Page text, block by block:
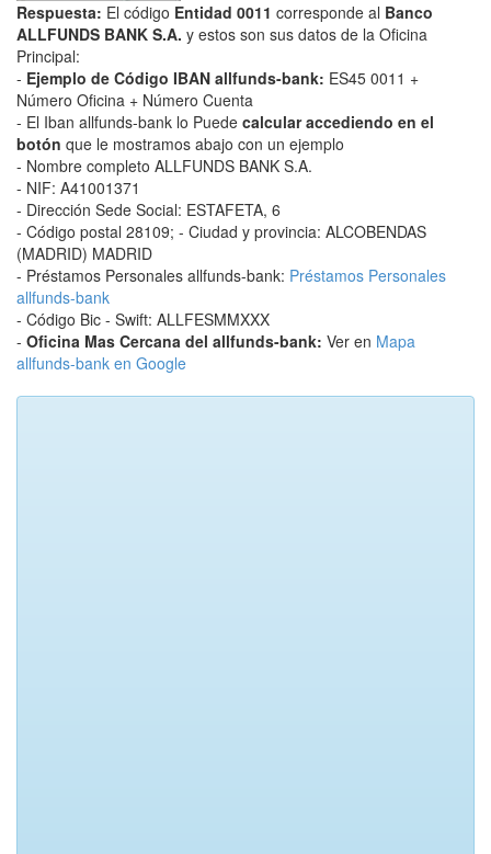
Respuesta: El código Entidad 0011 corresponde al Banco
ALLFUNDS BANK S.A. y estos son sus datos de la Oficina
Principal:
- Ejemplo de Código IBAN allfunds-bank: ES45 0011 +
Número Oficina + Número Cuenta
- El Iban allfunds-bank lo Puede calcular accediendo en el
botón que le mostramos abajo con un ejemplo
- Nombre completo ALLFUNDS BANK S.A.
- NIF: A41001371
- Dirección Sede Social: ESTAFETA, 6
- Código postal 28109; - Ciudad y provincia: ALCOBENDAS
(MADRID) MADRID
- Préstamos Personales allfunds-bank: Préstamos Personales
allfunds-bank
- Código Bic - Swift: ALLFESMMXXX
- Oficina Mas Cercana del allfunds-bank: Ver en Mapa
allfunds-bank en Google